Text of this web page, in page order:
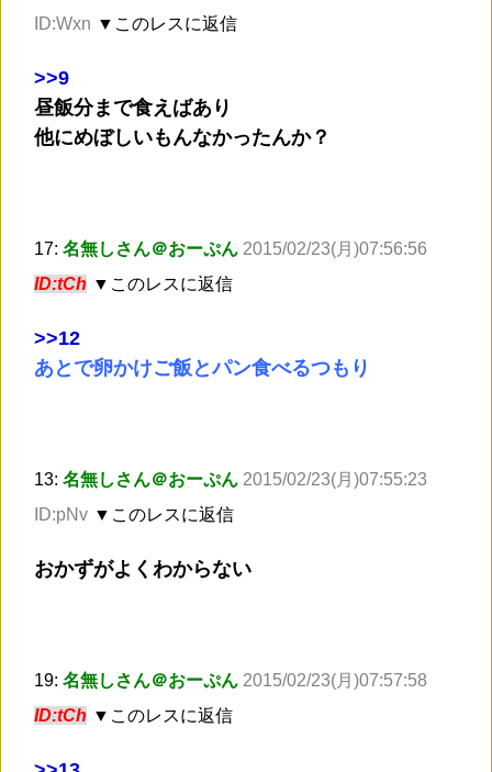
ID:Wxn ▼このレスに返信
>>9
昼飯分まで食えばあり
他にめぼしいもんなかったんか？
17: 名無しさん＠おーぷん 2015/02/23(月)07:56:56
ID:tCh ▼このレスに返信
>>12
あとで卵かけご飯とパン食べるつもり
13: 名無しさん＠おーぷん 2015/02/23(月)07:55:23
ID:pNv ▼このレスに返信
おかずがよくわからない
19: 名無しさん＠おーぷん 2015/02/23(月)07:57:58
ID:tCh ▼このレスに返信